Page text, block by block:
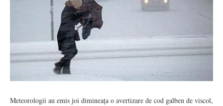
Meteorologii au emis joi dimineața o avertizare de cod galben de viscol,